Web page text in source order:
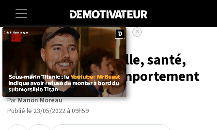
Accueil Animaux
Teckel : origine, taille, santé,
alimentation et comportement
ParManon Moreau
Publié le 23/05/2022 à 09h59
×